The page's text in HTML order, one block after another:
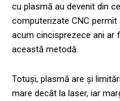
cu plasmă au devenit din
computerizate CNC
acum cincisprezece ani ar
această metodă.
Totuși, plasmă are și
mare decât la laser, iar